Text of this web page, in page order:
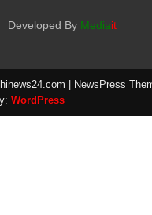
Developed By Mediait
| NewsPress
WordPress